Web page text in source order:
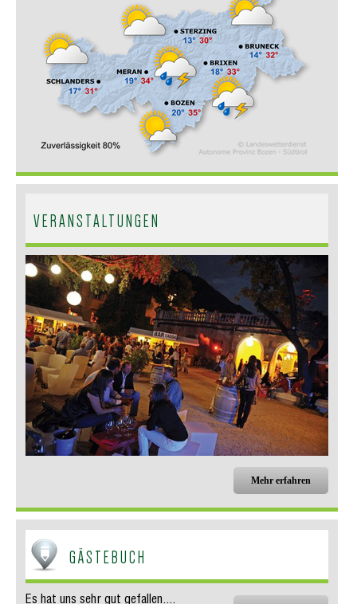
VERANSTALTUNGEN
Mehr erfahren
GÄSTEBUCH
Es hat uns sehr gut gefallen....